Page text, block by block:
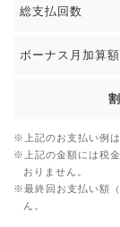
総支払回数
ボーナス月加算額
上記のお支払い例
上記の金額には税
おりません。
最終回お支払い額
ん。